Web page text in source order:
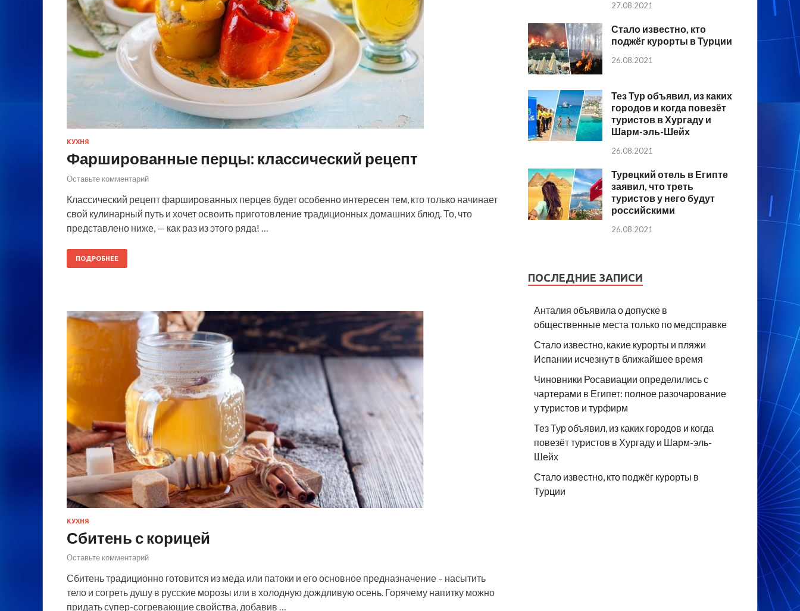
КУХНЯ
Фаршированные перцы: классический рецепт
Оставьте комментарий
Классический рецепт фаршированных перцев будет особенно интересен тем, кто только начинает
свой кулинарный путь и хочет освоить приготовление традиционных домашних блюд. То, что
представлено ниже, — как раз из этого ряда! …
ПОДРОБНЕЕ
КУХНЯ
Сбитень с корицей
Оставьте комментарий
Сбитень традиционно готовится из меда или патоки и его основное предназначение – насытить
тело и согреть душу в русские морозы или в холодную дождливую осень. Горячему напитку можно
придать супер-согревающие свойства, добавив …
27.08.2021
Стало известно, кто
поджёг курорты в Турции
26.08.2021
Тез Тур объявил, из каких
городов и когда повезёт
туристов в Хургаду и
Шарм-эль-Шейх
26.08.2021
Турецкий отель в Египте
заявил, что треть
туристов у него будут
российскими
26.08.2021
ПОСЛЕДНИЕ ЗАПИСИ
Анталия объявила о допуске в
общественные места только по медсправке
Стало известно, какие курорты и пляжи
Испании исчезнут в ближайшее время
Чиновники Росавиации определились с
чартерами в Египет: полное разочарование
у туристов и турфирм
Тез Тур объявил, из каких городов и когда
повезёт туристов в Хургаду и Шарм-эль-
Шейх
Стало известно, кто поджёг курорты в
Турции